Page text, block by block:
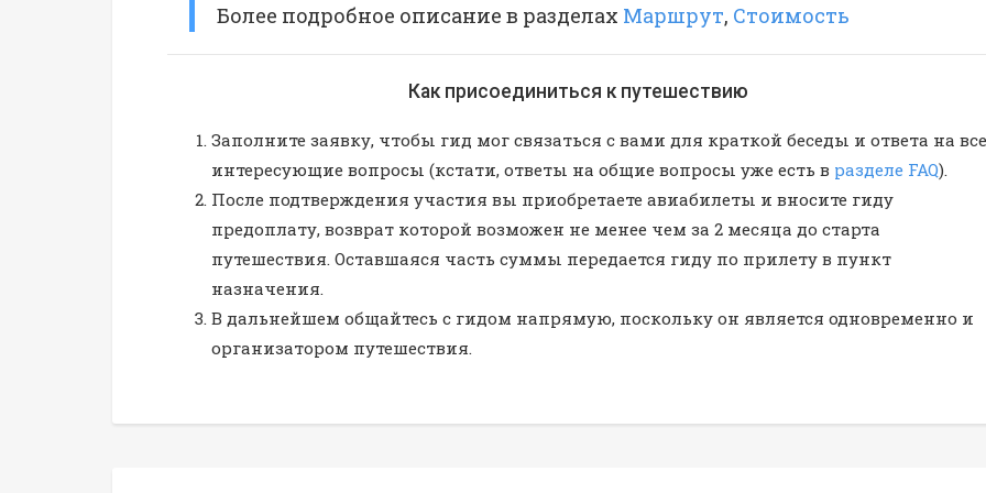
Более подробное описание в разделах Маршрут, Стоимость
Как присоединиться к путешествию
Заполните заявку, чтобы гид мог связаться с вами для краткой беседы и ответа на все
интересующие вопросы (кстати, ответы на общие вопросы уже есть в разделе FAQ).
После подтверждения участия вы приобретаете авиабилеты и вносите гиду
предоплату, возврат которой возможен не менее чем за 2 месяца до старта
путешествия. Оставшаяся часть суммы передается гиду по прилету в пункт
назначения.
В дальнейшем общайтесь с гидом напрямую, поскольку он является одновременно и
организатором путешествия.